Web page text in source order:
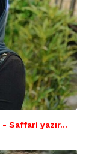
- Saffari yazır…